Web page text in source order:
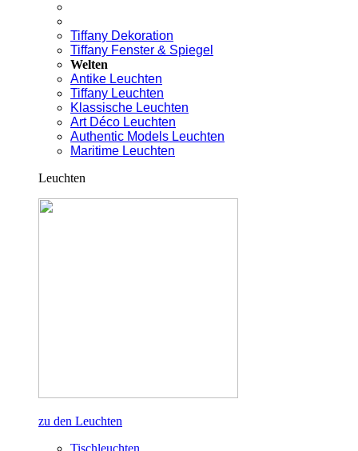
Tiffany Dekoration
Tiffany Fenster & Spiegel
Welten
Antike Leuchten
Tiffany Leuchten
Klassische Leuchten
Art Déco Leuchten
Authentic Models Leuchten
Maritime Leuchten
Leuchten
zu den Leuchten
Tischleuchten